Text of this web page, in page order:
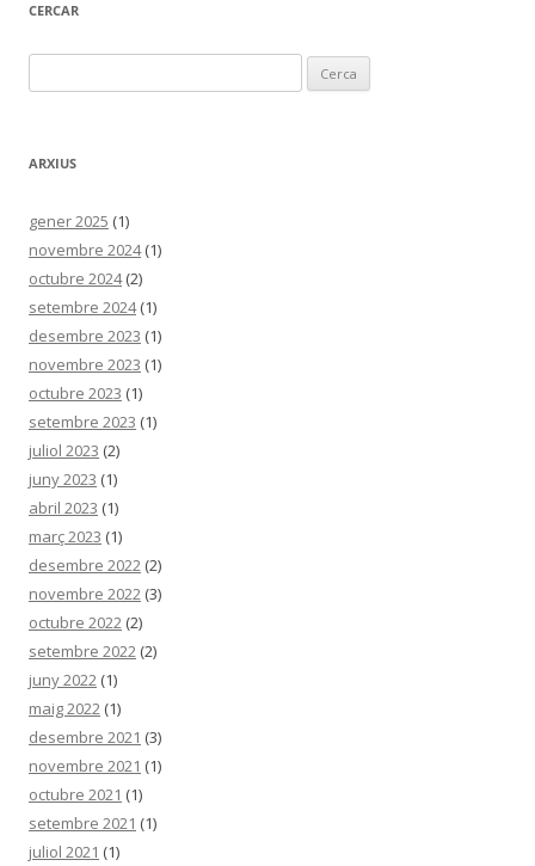
CERCAR
ARXIUS
gener 2025 (1)
novembre 2024(1)
octubre 2024(2)
setembre 2024(1)
desembre 2023 (1)
novembre 2023 (1)
octubre 2023 (1)
setembre 2023 (1)
juliol 2023 (2)
juny 2023 (1)
abril 2023 (1)
març 2023 (1)
desembre 2022 (2)
novembre 2022 (3)
octubre 2022 (2)
setembre 2022 (2)
juny 2022 (1)
maig 2022 (1)
desembre 2021 (3)
novembre 2021 (1)
octubre 2021 (1)
setembre 2021 (1)
juliol 2021 (1)